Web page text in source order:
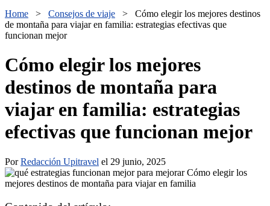
Home > Consejos de viaje > Cómo elegir los mejores destinos
de montaña para viajar en familia: estrategias efectivas que
funcionan mejor
Cómo elegir los mejores
destinos de montaña para
viajar en familia: estrategias
efectivas que funcionan mejor
PorRedacción Upitravel el 29 junio, 2025